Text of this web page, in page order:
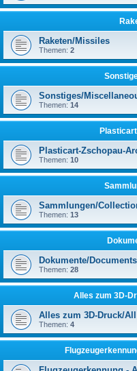
Raketen/Missiles
Themen: 2
Sonstiges/
Themen: 14
Plasticart-Zschopau-
Themen: 10
Sammlungen/
Themen: 13
Dokumente/Documents
Themen: 28
Alles zum 3D-
Alles zum 3D-Druck/
Themen: 4